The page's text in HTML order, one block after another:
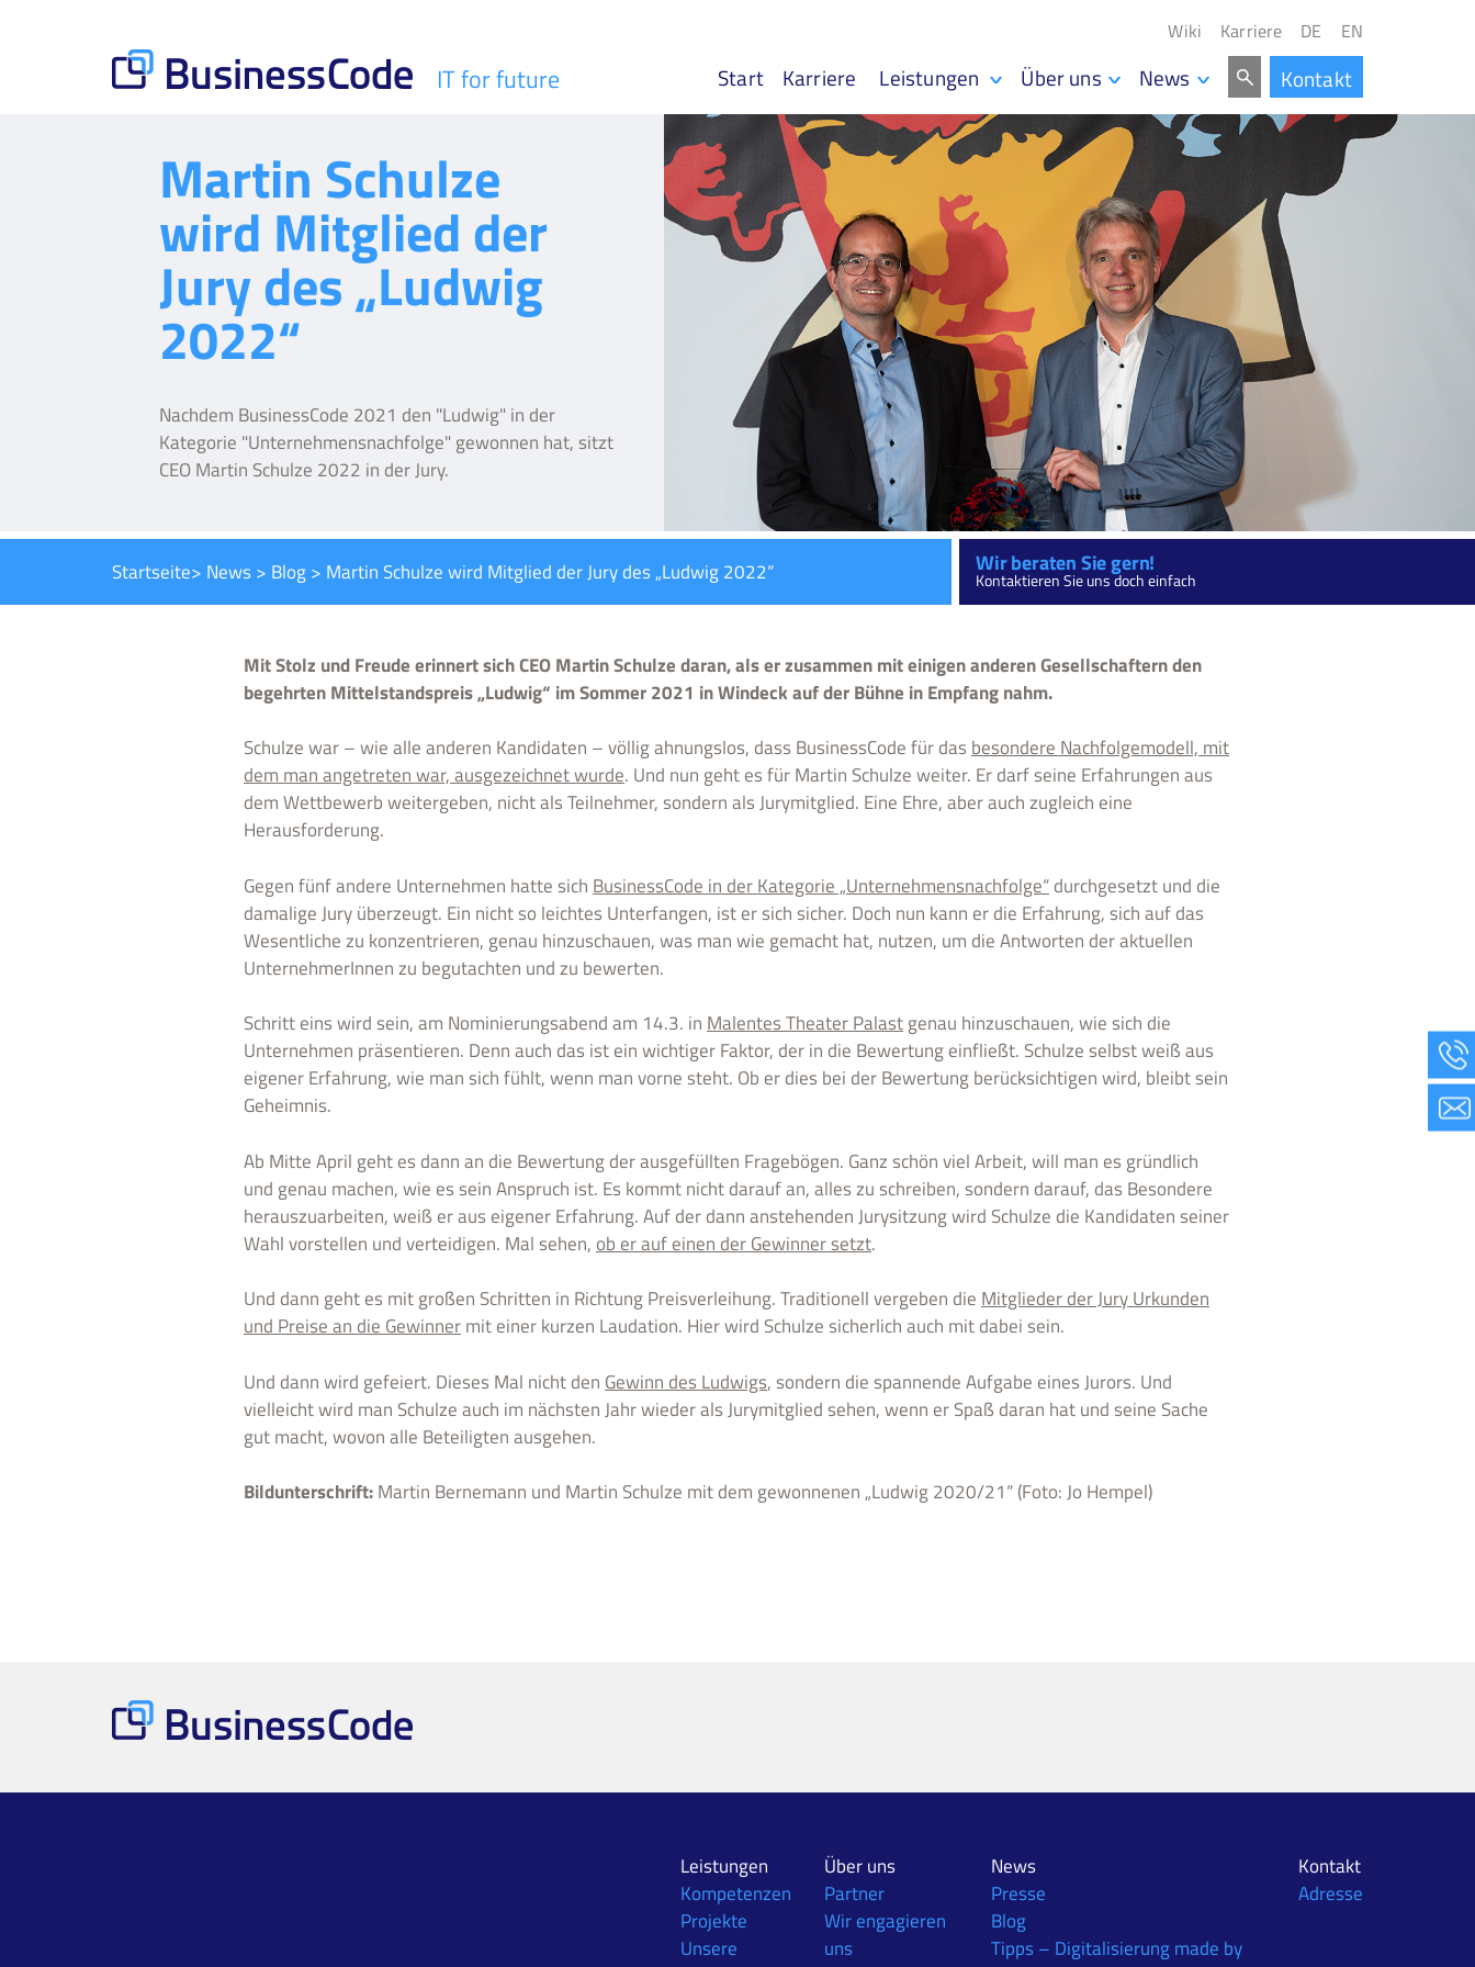
IT for future
Wiki Karriere DE EN
Start Karriere Leistungen Über uns News Kontakt
Martin Schulze
wird Mitglied der
Jury des „Ludwig
2022“
Nachdem BusinessCode 2021 den "Ludwig" in der
Kategorie "Unternehmensnachfolge" gewonnen hat, sitzt
CEO Martin Schulze 2022 in der Jury.
Startseite> News> Blog> Martin Schulze wird Mitglied der Jury des „Ludwig 2022“ Wir beraten Sie gern!
Kontaktieren Sie uns doch einfach
Mit Stolz und Freude erinnert sich CEO Martin Schulze daran, als er zusammen mit einigen anderen Gesellschaftern den
begehrten Mittelstandspreis „Ludwig“ im Sommer 2021 in Windeck auf der Bühne in Empfang nahm.
Schulze war – wie alle anderen Kandidaten – völlig ahnungslos, dass BusinessCode für das besondere Nachfolgemodell, mit
dem man angetreten war, ausgezeichnet wurde. Und nun geht es für Martin Schulze weiter. Er darf seine Erfahrungen aus
dem Wettbewerb weitergeben, nicht als Teilnehmer, sondern als Jurymitglied. Eine Ehre, aber auch zugleich eine
Herausforderung.
Gegen fünf andere Unternehmen hatte sich BusinessCode in der Kategorie „Unternehmensnachfolge“durchgesetzt und die
damalige Jury überzeugt. Ein nicht so leichtes Unterfangen, ist er sich sicher. Doch nun kann er die Erfahrung, sich auf das
Wesentliche zu konzentrieren, genau hinzuschauen, was man wie gemacht hat, nutzen, um die Antworten der aktuellen
UnternehmerInnen zu begutachten und zu bewerten.
Schritt eins wird sein, am Nominierungsabend am 14.3. in Malentes Theater Palastgenau hinzuschauen, wie sich die
Unternehmen präsentieren. Denn auch das ist ein wichtiger Faktor, der in die Bewertung einfließt. Schulze selbst weiß aus
eigener Erfahrung, wie man sich fühlt, wenn man vorne steht. Ob er dies bei der Bewertung berücksichtigen wird, bleibt sein
Geheimnis.
Ab Mitte April geht es dann an die Bewertung der ausgefüllten Fragebögen. Ganz schön viel Arbeit, will man es gründlich
und genau machen, wie es sein Anspruch ist. Es kommt nicht darauf an, alles zu schreiben, sondern darauf, das Besondere
herauszuarbeiten, weiß er aus eigener Erfahrung. Auf der dann anstehenden Jurysitzung wird Schulze die Kandidaten seiner
Wahl vorstellen und verteidigen. Mal sehen, ob er auf einen der Gewinner setzt.
Und dann geht es mit großen Schritten in Richtung Preisverleihung. Traditionell vergeben die Mitglieder der Jury Urkunden
und Preise an die Gewinnermit einer kurzen Laudation. Hier wird Schulze sicherlich auch mit dabei sein.
Und dann wird gefeiert. Dieses Mal nicht den Gewinn des Ludwigs, sondern die spannende Aufgabe eines Jurors. Und
vielleicht wird man Schulze auch im nächsten Jahr wieder als Jurymitglied sehen, wenn er Spaß daran hat und seine Sache
gut macht, wovon alle Beteiligten ausgehen.
Bildunterschrift:Martin Bernemann und Martin Schulze mit dem gewonnenen „Ludwig 2020/21“ (Foto: Jo Hempel)
Leistungen
Kompetenzen
Projekte
Unsere
Über uns
Partner
Wir engagieren
uns
News
Presse
Blog
Tipps – Digitalisierung made by
Kontakt
Adresse